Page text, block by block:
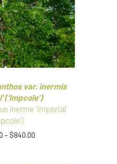
choisies
sur
la
page
du
produit
var. inermis
(‘Impcole’)
inerme ‘Imperial’
– $840.00